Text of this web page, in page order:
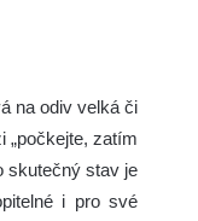
na odiv velká či
„počkejte, zatím
skutečný stav je
i pro své